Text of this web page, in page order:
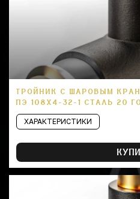
ТРОЙНИК С ШАРОВЫМ
ПЭ 108Х4-32-1 СТАЛЬ 20
ХАРАКТЕРИСТИКИ